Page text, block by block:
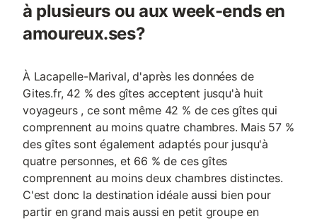
à plusieurs ou aux week-ends en
amoureux.ses?
À Lacapelle-Marival, d'après les données de
Gites.fr, 42 % des gîtes acceptent jusqu'à huit
voyageurs , ce sont même 42 % de ces gîtes qui
comprennent au moins quatre chambres. Mais 57 %
des gîtes sont également adaptés pour jusqu'à
quatre personnes, et 66 % de ces gîtes
comprennent au moins deux chambres distinctes.
C'est donc la destination idéale aussi bien pour
partir en grand mais aussi en petit groupe en